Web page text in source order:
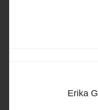
Erika